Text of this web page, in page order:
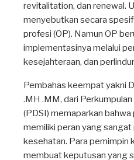
revitalitation, dan renewal.
menyebutkan secara
profesi (OP). Namun OP
implementasinya melalui
kesejahteraan, dan
Pembahas keempat yakni
.MH .MM, dari
(PDSI) memaparkan
memiliki peran yang
kesehatan. Para pemimpin
membuat keputusan yang